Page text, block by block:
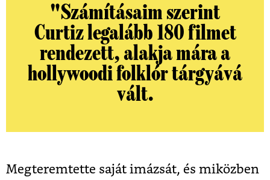
"Számításaim szerint
Curtiz legalább 180 filmet
rendezett, alakja mára a
hollywoodi folklór tárgyává
vált.
Megteremtette saját imázsát, és miközben